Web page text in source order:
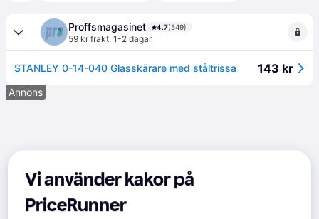
Proffsmagasinet 4.7(549)
59 kr frakt, 1-2 dagar
STANLEY 0-14-040 Glasskärare med ståltrissa 143 kr
Annons
Vi använder kakor på
PriceRunner